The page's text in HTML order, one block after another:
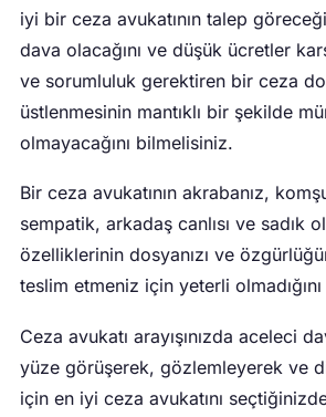
iyi bir ceza avukatının talep
dava olacağını ve düşük ücretler
ve sorumluluk gerektiren bir ceza
üstlenmesinin mantıklı bir şekilde
olmayacağını bilmelisiniz.
Bir ceza avukatının akrabanız,
sempatik, arkadaş canlısı ve sadık
özelliklerinin dosyanızı ve
teslim etmeniz için yeterli
Ceza avukatı arayışınızda aceleci
yüze görüşerek, gözlemleyerek ve
için en iyi ceza avukatını